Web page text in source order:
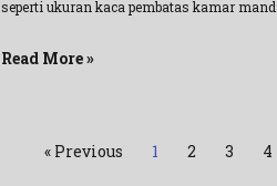
seperti ukuran kaca pembatas kamar
Read More »
« Previous 1 2 3 4